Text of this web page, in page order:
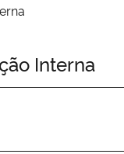
do Brasil
Interna